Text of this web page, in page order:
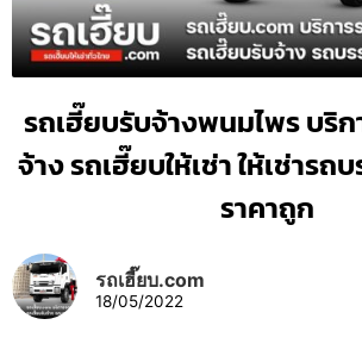
รถเฮี๊ยบรับจ้างพนมไพร บริก
จ้าง รถเฮี๊ยบให้เช่า ให้เช่ารถ
ราคาถูก
รถเฮี๊ยบ.com
18/05/2022